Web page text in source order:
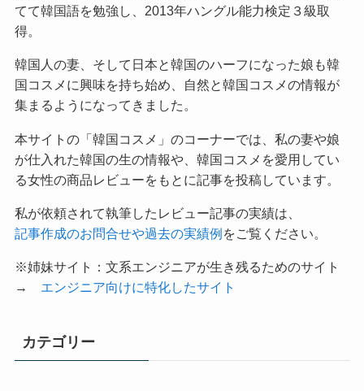
てて韓国語を勉強し、2013年ハングル能力検定３級取
得。
韓国人の妻、そして日本と韓国のハーフになった娘も韓
国コスメに興味を持ち始め、自然と韓国コスメの情報が
集まるようになってきました。
本サイトの「韓国コスメ」のコーナーでは、私の妻や娘
が仕入れた韓国の生の情報や、韓国コスメを愛用してい
る女性の商品レビューをもとに記事を投稿しています。
私が依頼されて執筆したレビュー記事の実績は、
記事作成のお問合せや過去の実績例をご覧ください。
※姉妹サイト：文系エンジニアが生き残るためのサイト
→ エンジニア向けに特化したサイト
カテゴリー